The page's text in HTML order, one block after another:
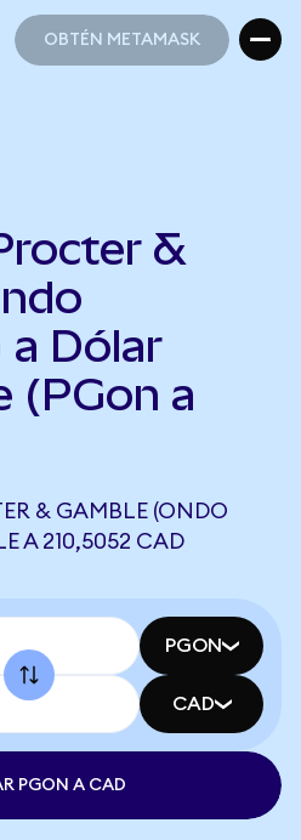
OBTÉN METAMASK
&
a Dólar
(PGon a
& GAMBLE (ONDO
A 210,5052 CAD
PGON
CAD
PGON A CAD